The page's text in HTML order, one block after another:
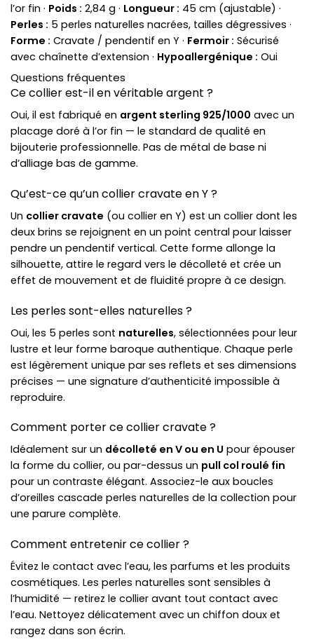
l’or fin · Poids : 2,84 g · Longueur : 45 cm (ajustable) ·
Perles : 5 perles naturelles nacrées, tailles dégressives ·
Forme : Cravate / pendentif en Y · Fermoir : Sécurisé
avec chaînette d’extension · Hypoallergénique : Oui
Questions fréquentes
Ce collier est-il en véritable argent ?
Oui, il est fabriqué en argent sterling 925/1000 avec un
placage doré à l’or fin — le standard de qualité en
bijouterie professionnelle. Pas de métal de base ni
d’alliage bas de gamme.
Qu’est-ce qu’un collier cravate en Y ?
Un collier cravate (ou collier en Y) est un collier dont les
deux brins se rejoignent en un point central pour laisser
pendre un pendentif vertical. Cette forme allonge la
silhouette, attire le regard vers le décolleté et crée un
effet de mouvement et de fluidité propre à ce design.
Les perles sont-elles naturelles ?
Oui, les 5 perles sont naturelles, sélectionnées pour leur
lustre et leur forme baroque authentique. Chaque perle
est légèrement unique par ses reflets et ses dimensions
précises — une signature d’authenticité impossible à
reproduire.
Comment porter ce collier cravate ?
Idéalement sur un décolleté en V ou en U pour épouser
la forme du collier, ou par-dessus un pull col roulé fin
pour un contraste élégant. Associez-le aux boucles
d’oreilles cascade perles naturelles de la collection pour
une parure complète.
Comment entretenir ce collier ?
Évitez le contact avec l’eau, les parfums et les produits
cosmétiques. Les perles naturelles sont sensibles à
l’humidité — retirez le collier avant tout contact avec
l’eau. Nettoyez délicatement avec un chiffon doux et
rangez dans son écrin.